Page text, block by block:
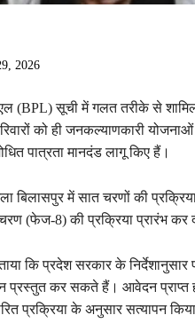
2026
(BPL) सूची में गलत तरीके से शामिल
को ही जनकल्याणकारी
पात्रता मानदंड लागू किए हैं।
बिलासपुर में सात चरणों की
(फेज-8) की प्रक्रिया प्रारंभ कर
कि प्रदेश सरकार के निर्देशानुसार
प्रस्तुत कर सकते हैं। आवेदन प्राप्त
प्रक्रिया के अनुसार सत्यापन